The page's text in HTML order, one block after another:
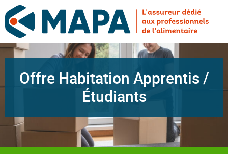
Offre Habitation Apprentis /
Étudiants